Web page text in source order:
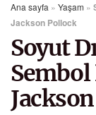
Ana sayfa » Yaşam »
Jackson Pollock
Soyut